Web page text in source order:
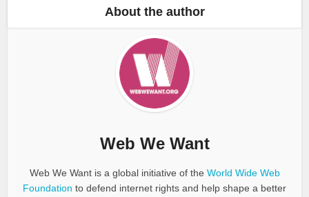
About the author
Web We Want
Web We Want is a global initiative of the World Wide Web
Foundation to defend internet rights and help shape a better